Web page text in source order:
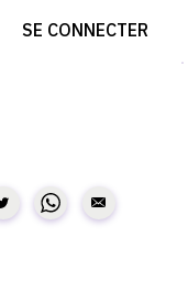
SE CONNECTER